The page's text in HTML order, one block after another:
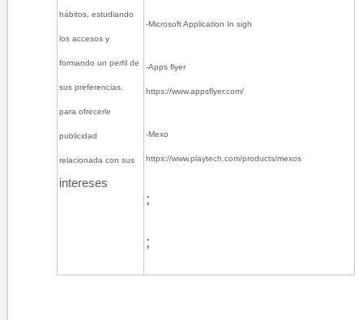
hábitos, estudiando
los accesos y
formando un perfil de
sus preferencias,
para ofrecerle
publicidad
relacionada con sus
intereses
-Microsoft Application In sigh
-Appsflyer
https://www.appsflyer.com/
-Mexo
https://www.playtech.com/products/mexos​
;
​;